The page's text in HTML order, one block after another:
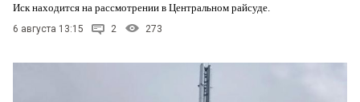
Иск находится на рассмотрении в Центральном райсуде.
6 августа 13:15 2 273